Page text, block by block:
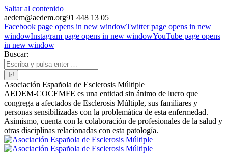
Saltar al contenido
aedem@aedem.org91 448 13 05
Facebook page opens in new windowTwitter page opens in new
windowInstagram page opens in new windowYouTube page opens
in new window
Buscar:
Asociación Española de Esclerosis Múltiple
AEDEM-COCEMFE es una entidad sin ánimo de lucro que
congrega a afectados de Esclerosis Múltiple, sus familiares y
personas sensibilizadas con la problemática de esta enfermedad.
Asimismo, cuenta con la colaboración de profesionales de la salud y
otras disciplinas relacionadas con esta patología.